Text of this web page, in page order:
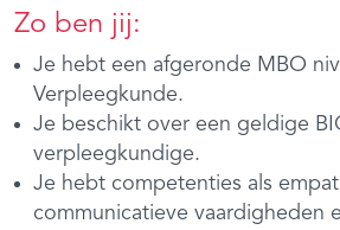
Zo ben jij:
Je hebt een afgeronde MBO
Verpleegkunde.
Je beschikt over een geldige
verpleegkundige.
Je hebt competenties als
communicatieve vaardigheden